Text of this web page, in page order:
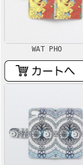
WAT PHO